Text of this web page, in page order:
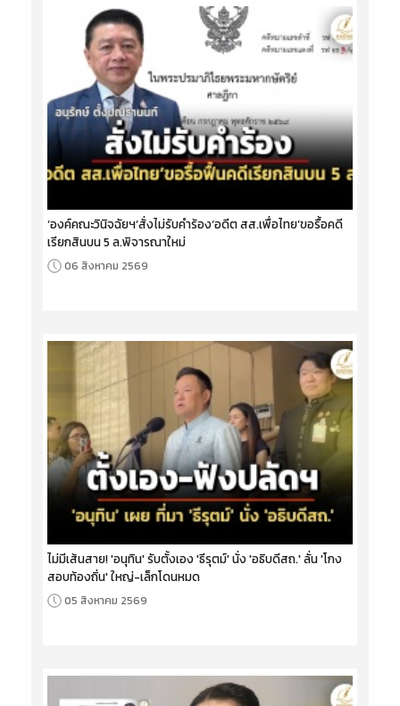
‘องค์คณะวินิจฉัยฯ’สั่งไม่รับคำร้อง‘อดีต สส.เพื่อไทย’ขอรื้อคดี
เรียกสินบน 5 ล.พิจารณาใหม่
06 สิงหาคม 2569
ไม่มีเส้นสาย! 'อนุทิน' รับตั้งเอง 'ธีรุตม์' นั่ง 'อธิบดีสถ.' ลั่น 'โกง
สอบท้องถิ่น' ใหญ่-เล็กโดนหมด
05 สิงหาคม 2569